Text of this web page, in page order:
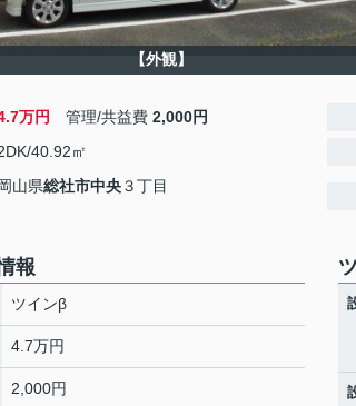
【外観】
万円 管理/共益費 2,000円
40.92㎡
岡山県総社市中央３丁目
報
ツインβ
4.7万円
2,000円